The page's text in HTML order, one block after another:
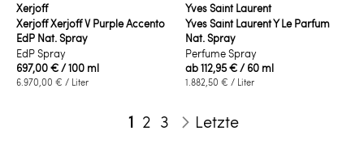
Xerjoff
Xerjoff Xerjoff V Purple Accento
EdP Nat. Spray
EdP Spray
697,00 €/ 100 ml
6.970,00 € / Liter
Yves Saint Laurent
Yves Saint Laurent Y Le Parfum
Nat. Spray
Perfume Spray
ab112,95 €/ 60 ml
1.882,50 € / Liter
Seite
Sie lesen gerade die Seite
1 Seite
2 Seite
3 Seite
Weiter
Letzte